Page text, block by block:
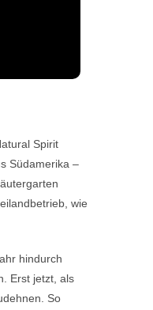
Spirit
Südamerika –
wie
hindurch
Erst jetzt, als
So